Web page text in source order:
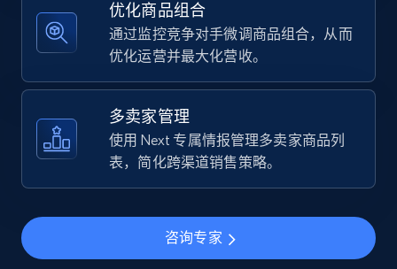
871+ 立即开始
Walmart - products
URL, Final price, Sku, Currency, Gtin,
Specifications, Image urls, Top reviews, and
优化商品组合
通过监控竞争对手微调商品组合，从而
优化运营并最大化营收。
多卖家管理
使用 Next 专属情报管理多卖家商品列
表，简化跨渠道销售策略。
咨询专家